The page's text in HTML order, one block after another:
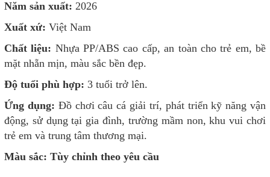
Năm sản xuất: 2026
Xuất xứ: Việt Nam
Chất liệu: Nhựa PP/ABS cao cấp, an toàn cho trẻ em, bề
mặt nhẵn mịn, màu sắc bền đẹp.
Độ tuổi phù hợp: 3 tuổi trở lên.
Ứng dụng: Đồ chơi câu cá giải trí, phát triển kỹ năng vận
động, sử dụng tại gia đình, trường mầm non, khu vui chơi
trẻ em và trung tâm thương mại.
Màu sắc: Tùy chỉnh theo yêu cầu